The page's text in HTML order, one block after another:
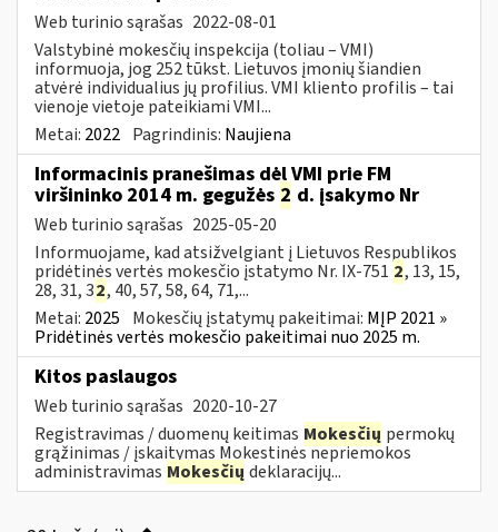
Web turinio sąrašas 2022-08-01
Valstybinė mokesčių inspekcija (toliau – VMI)
informuoja, jog 252 tūkst. Lietuvos įmonių šiandien
atvėrė individualius jų profilius. VMI kliento profilis – tai
vienoje vietoje pateikiami VMI...
Metai: 2022 Pagrindinis: Naujiena
Informacinis pranešimas dėl VMI prie FM
viršininko 2014 m. gegužės 2 d. įsakymo Nr
Web turinio sąrašas 2025-05-20
Informuojame, kad atsižvelgiant į Lietuvos Respublikos
pridėtinės vertės mokesčio įstatymo Nr. IX-751 2, 13, 15,
28, 31, 32, 40, 57, 58, 64, 71,...
Metai: 2025 Mokesčių įstatymų pakeitimai: MĮP 2021 »
Pridėtinės vertės mokesčio pakeitimai nuo 2025 m.
Kitos paslaugos
Web turinio sąrašas 2020-10-27
Registravimas / duomenų keitimas Mokesčių permokų
grąžinimas / įskaitymas Mokestinės nepriemokos
administravimas Mokesčių deklaracijų...